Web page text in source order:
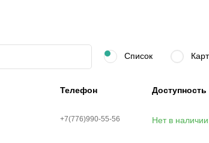
Список
Телефон Доступность
+7(776)990-55-56 Нет в наличии